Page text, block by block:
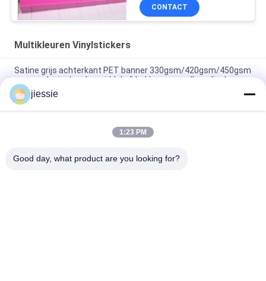
CONTACT
Multikleuren Vinylstickers
Satine grijs achterkant PET banner 330gsm/420gsm/450gsm
voor ecologisch oplosmiddel afdrukken voor roll-up displays
Glanzende / matte kartonnen verpakking vinyl kleefstof
vensterfilm pvc sticker kleur snij vinyl
De glanzende/Verschillende Kleuren van Matte Color Cutting
jiessie
1:23 PM
Good day, what product are you looking for?